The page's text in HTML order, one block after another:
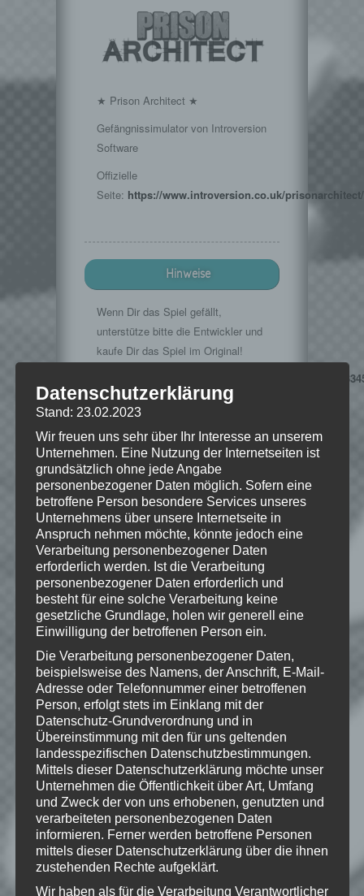
★ Prison Architect ★
Gefängnissimulator von Introversion
Software
Offizielle
Seite: https://www.introversion.co.uk/prisonarchitect/
Hinweise
Wenn Dir das Spiel gefällt,
unterstütze bitte die Entwickler und
kaufe Dir das Spiel im Original!
http://store.steampowered.com/app/
l=german
© 2013 Introversion Software Ltd., all
rights reserved.
Wie gefällt dir dieser Beitrag?
Klicke hier und lasse
eine Bewertung da!
Schreibe einen Kommentar
Deine E-Mail-Adresse wird nicht
veröffentlicht. Erforderliche Felder
sind mit markiert
Kommentar*
Datenschutzerklärung
Stand: 23.02.2023
Wir freuen uns sehr über Ihr Interesse an unserem
Unternehmen. Eine Nutzung der Internetseiten ist
grundsätzlich ohne jede Angabe
personenbezogener Daten möglich. Sofern eine
betroffene Person besondere Services unseres
Unternehmens über unsere Internetseite in
Anspruch nehmen möchte, könnte jedoch eine
Verarbeitung personenbezogener Daten
erforderlich werden. Ist die Verarbeitung
personenbezogener Daten erforderlich und
besteht für eine solche Verarbeitung keine
gesetzliche Grundlage, holen wir generell eine
Einwilligung der betroffenen Person ein.
Die Verarbeitung personenbezogener Daten,
beispielsweise des Namens, der Anschrift, E-Mail-
Adresse oder Telefonnummer einer betroffenen
Person, erfolgt stets im Einklang mit der
Datenschutz-Grundverordnung und in
Übereinstimmung mit den für uns geltenden
landesspezifischen Datenschutzbestimmungen.
Mittels dieser Datenschutzerklärung möchte unser
Unternehmen die Öffentlichkeit über Art, Umfang
und Zweck der von uns erhobenen, genutzten und
verarbeiteten personenbezogenen Daten
informieren. Ferner werden betroffene Personen
mittels dieser Datenschutzerklärung über die ihnen
zustehenden Rechte aufgeklärt.
Wir haben als für die Verarbeitung Verantwortlicher